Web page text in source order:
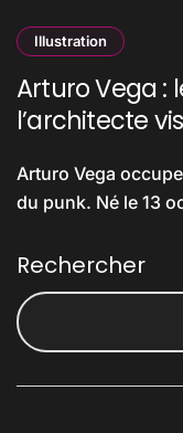
Illustration
Arturo Vega :
l’architecte
Arturo Vega occupe une place unique dans l’histoire
du punk. Né le 13
Rechercher